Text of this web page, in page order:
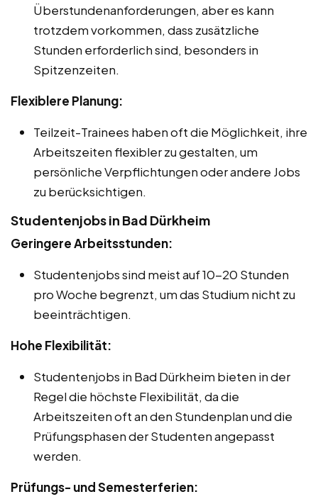
Überstundenanforderungen, aber es kann
trotzdem vorkommen, dass zusätzliche
Stunden erforderlich sind, besonders in
Spitzenzeiten.
Flexiblere Planung:
Teilzeit-Trainees haben oft die Möglichkeit, ihre
Arbeitszeiten flexibler zu gestalten, um
persönliche Verpflichtungen oder andere Jobs
zu berücksichtigen.
Studentenjobs in Bad Dürkheim
Geringere Arbeitsstunden:
Studentenjobs sind meist auf 10-20 Stunden
pro Woche begrenzt, um das Studium nicht zu
beeinträchtigen.
Hohe Flexibilität:
Studentenjobs in Bad Dürkheim bieten in der
Regel die höchste Flexibilität, da die
Arbeitszeiten oft an den Stundenplan und die
Prüfungsphasen der Studenten angepasst
werden.
Prüfungs- und Semesterferien: